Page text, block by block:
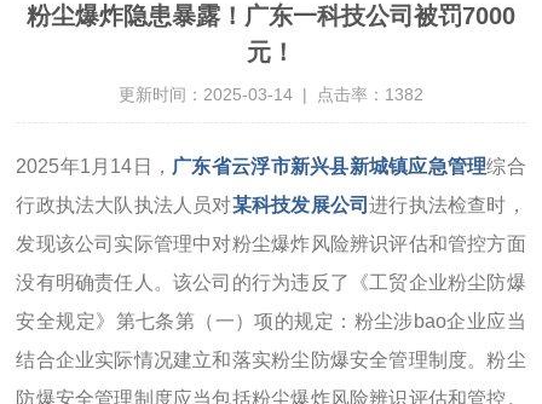
粉尘爆炸隐患暴露！广东一科技公司被罚7000
元！
更新时间：2025-03-14 | 点击率：1382
2025年1月14日， 广东省云浮市新兴县新城镇应急管理综合
行政执法大队执法人员对某科技发展公司进行执法检查时，
发现该公司实际管理中对粉尘爆炸风险辨识评估和管控方面
没有明确责任人。该公司的行为违反了《工贸企业粉尘防爆
安全规定》第七条第（一）项的规定：粉尘涉bao企业应当
结合企业实际情况建立和落实粉尘防爆安全管理制度。粉尘
防爆安全管理制度应当包括粉尘爆炸风险辨识评估和管控。